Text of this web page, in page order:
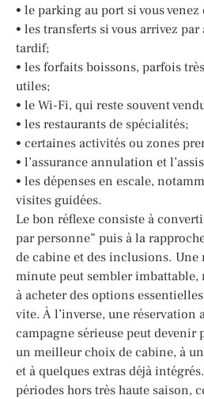
• le parking au port si vous
• les transferts si vous arrivez
tardif;
• les forfaits boissons, parfois
utiles;
• le Wi-Fi, qui reste souvent
• les restaurants de spécialités;
• certaines activités ou zones
• l’assurance annulation et
• les dépenses en escale,
visites guidées.
Le bon réflexe consiste à
par personne” puis à la
de cabine et des inclusions. Une
minute peut sembler imbattable,
à acheter des options
vite. À l’inverse, une réservation
campagne sérieuse peut devenir
un meilleur choix de cabine, à
et à quelques extras déjà
périodes hors très haute saison,